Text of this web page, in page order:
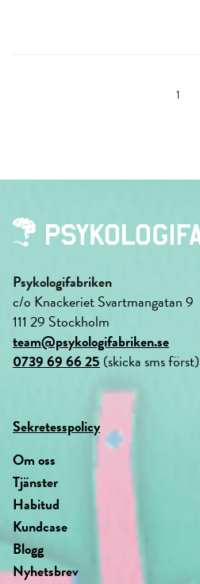
1
Psykologifabriken
c/o Knackeriet Svartmangatan 9
111 29 Stockholm
team@psykologifabriken.se
0739 69 66 25 (skicka sms först)
Sekretesspolicy
Om oss
Tjänster
Habitud
Kundcase
Blogg
Nyhetsbrev